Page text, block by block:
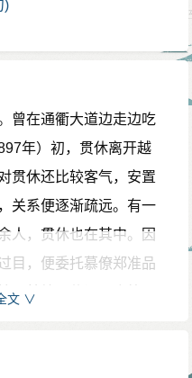
)
在通衢大道边走边吃
年）初，贯休离开越
贯休还比较客气，安置
关系便逐渐疏远。有一
人，贯休也在其中。因
目，便委托慕僚郑准品
，就给贯休评了个第
汭向贯休请教书法上的
文 ∨